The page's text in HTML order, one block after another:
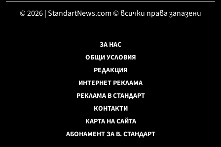
© 2026 | StandartNews.com © всички права запазени
ЗА НАС
ОБЩИ УСЛОВИЯ
РЕДАКЦИЯ
ИНТЕРНЕТ РЕКЛАМА
РЕКЛАМА В СТАНДАРТ
КОНТАКТИ
КАРТА НА САЙТА
АБОНАМЕНТ ЗА В. СТАНДАРТ